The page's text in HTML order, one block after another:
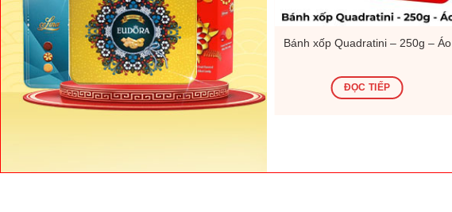
Bánh xốp Quadratini – 250g – Áo
ĐỌC TIẾP
Nam
Mứt tết Hữu Nghị – 200g – Việt
Nam
ĐỌC TIẾP